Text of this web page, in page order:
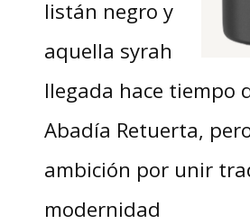
listán negro y
aquella syrah
llegada hace tiempo
Abadía Retuerta,
ambición por unir
modernidad